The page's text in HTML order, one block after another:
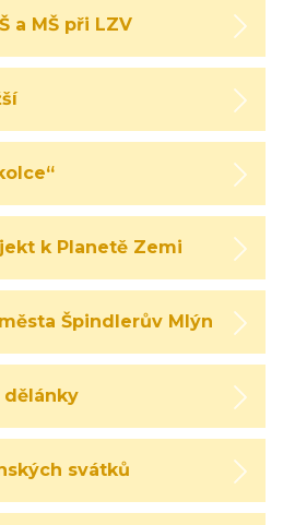
a MŠ při LZV
k Planetě Zemi
Špindlerův Mlýn
svátků